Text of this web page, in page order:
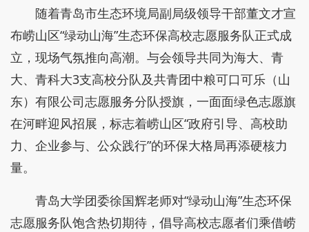
随着青岛市生态环境局副局级领导干部董文才宣
布崂山区“绿动山海”生态环保高校志愿服务队正式成
立，现场气氛推向高潮。与会领导共同为海大、青
大、青科大3支高校分队及共青团中粮可口可乐（山
东）有限公司志愿服务分队授旗，一面面绿色志愿旗
在河畔迎风招展，标志着崂山区“政府引导、高校助
力、企业参与、公众践行”的环保大格局再添硬核力
量。
青岛大学团委徐国辉老师对“绿动山海”生态环保
志愿服务队饱含热切期待，倡导高校志愿者们乘借崂